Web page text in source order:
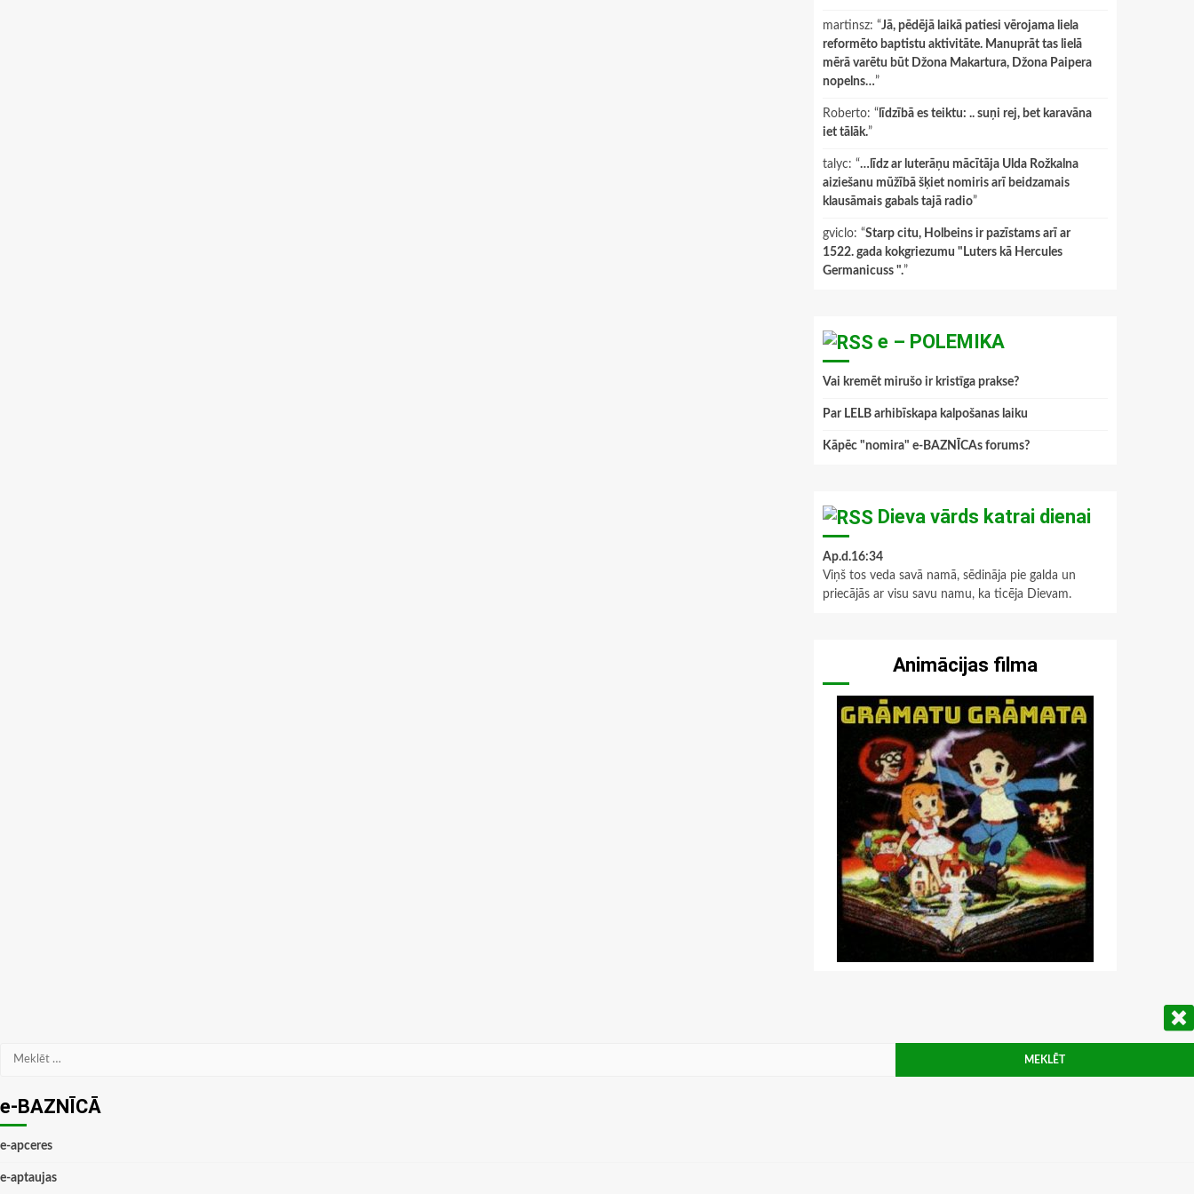
martinsz: “Jā, pēdējā laikā patiesi vērojama liela
reformēto baptistu aktivitāte. Manuprāt tas lielā
mērā varētu būt Džona Makartura, Džona Paipera
nopelns…”
Roberto: “ līdzībā es teiktu: .. suņi rej, bet karavāna
iet tālāk.”
talyc: “…līdz ar luterāņu mācītāja Ulda Rožkalna
aiziešanu mūžībā šķiet nomiris arī beidzamais
klausāmais gabals tajā radio”
gviclo: “Starp citu, Holbeins ir pazīstams arī ar
1522. gada kokgriezumu "Luters kā Hercules
Germanicuss ".”
e – POLEMIKA
Vai kremēt mirušo ir kristīga prakse?
Par LELB arhibīskapa kalpošanas laiku
Kāpēc "nomira" e-BAZNĪCAs forums?
Dieva vārds katrai dienai
Ap.d.16:34
Viņš tos veda savā namā, sēdināja pie galda un
priecājās ar visu savu namu, ka ticēja Dievam.
Animācijas filma
Meklēt:
e-BAZNĪCĀ
e-apceres
e-aptaujas